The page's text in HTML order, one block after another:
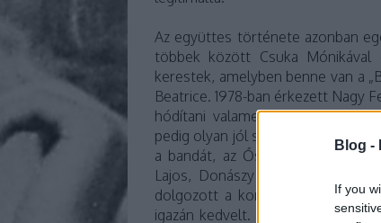
Blog -
If you
Az együttes története azonban
többek között Csuka
kerestek, amelyben benne van a
Beatrice. 1978-ban érkezett Nagy
hódítani valamelyik lányt a
pedig olyan jól sikerült, hogy a
a bandát, az Ős-Beatrice
Lajos, Donászy Tibor, Gidófalvy
dolgozott a koncepción. Feró
igazán kedvelt. A frontember